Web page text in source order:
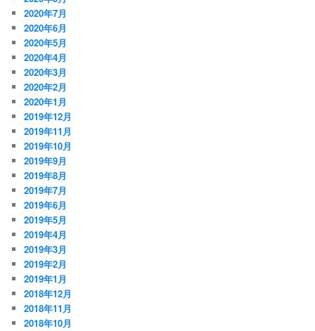
2020年7月
2020年6月
2020年5月
2020年4月
2020年3月
2020年2月
2020年1月
2019年12月
2019年11月
2019年10月
2019年9月
2019年8月
2019年7月
2019年6月
2019年5月
2019年4月
2019年3月
2019年2月
2019年1月
2018年12月
2018年11月
2018年10月